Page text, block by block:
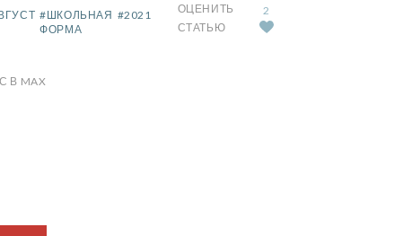
#ШКОЛЬНАЯ
ФОРМА
#2021
ОЦЕНИТЬ
СТАТЬЮ
2
В MAX